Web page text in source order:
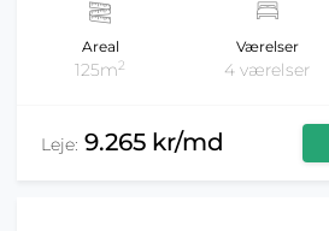
Areal
125m2
Værelser
4 værelser
Leje: 9.265 kr/md